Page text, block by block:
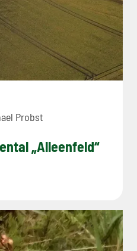
Probst
„Alleenfeld“